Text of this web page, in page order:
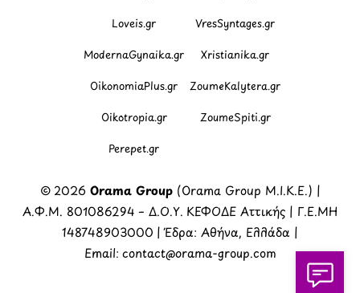
Loveis.gr VresSyntages.gr
ModernaGynaika.gr Xristianika.gr
OikonomiaPlus.gr ZoumeKalytera.gr
Oikotropia.gr ZoumeSpiti.gr
Perepet.gr
© 2026 Orama Group(Orama Group Μ.Ι.Κ.Ε.) |
Α.Φ.Μ. 801086294 – Δ.Ο.Υ. ΚΕΦΟΔΕ Αττικής | Γ.Ε.ΜΗ
148748903000 | Έδρα: Αθήνα, Ελλάδα |
Email: contact@orama-group.com